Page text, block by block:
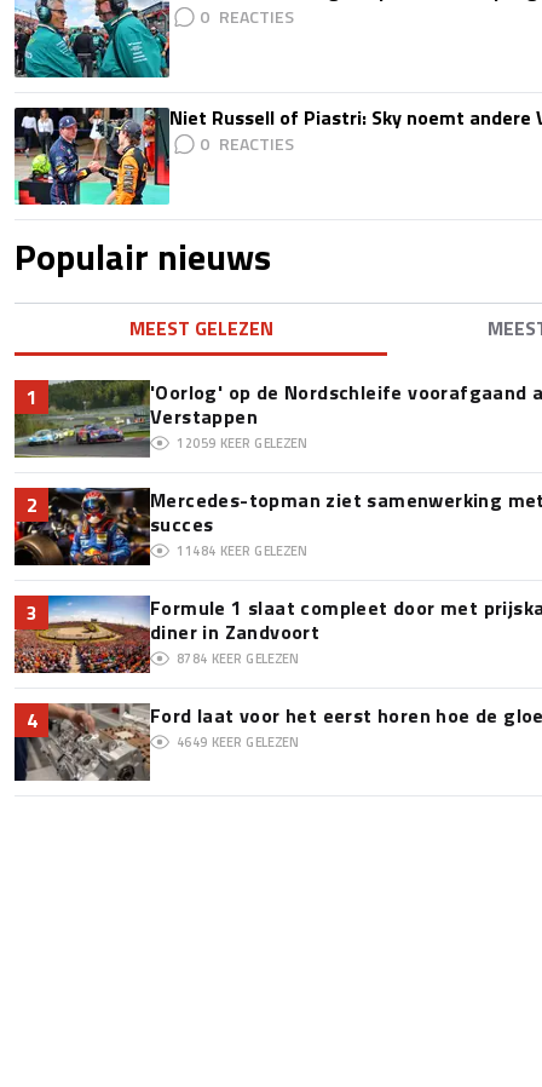
0
Niet Russell of Piastri: Sky noemt
0
Populair nieuws
MEEST GELEZEN
1
'Oorlog' op de Nordschleife voorafgaand
Verstappen
12059 KEER GELEZEN
2
Mercedes-topman ziet samenwerking
succes
11484 KEER GELEZEN
3
Formule 1 slaat compleet door met
diner in Zandvoort
8784 KEER GELEZEN
4 Ford laat voor het eerst horen hoe de
4649 KEER GELEZEN